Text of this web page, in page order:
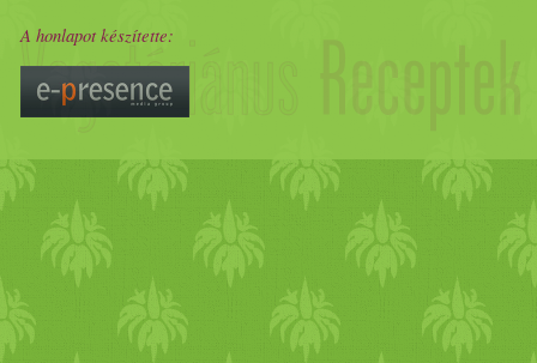
A honlapot készítette: